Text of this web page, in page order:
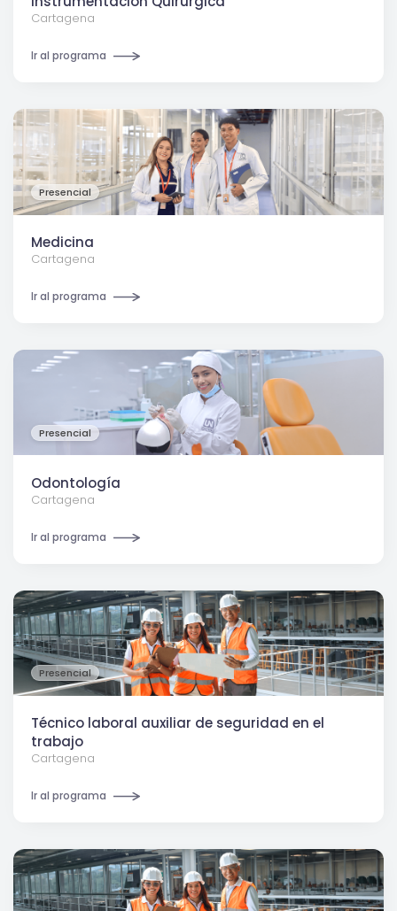
Cartagena
Ir al programa
Presencial
Medicina
Cartagena
Ir al programa
Presencial
Odontología
Cartagena
Ir al programa
Presencial
Técnico laboral auxiliar de seguridad en el
trabajo
Cartagena
Ir al programa